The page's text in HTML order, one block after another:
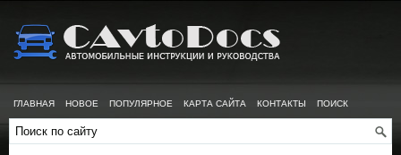
ГЛАВНАЯ НОВОЕ ПОПУЛЯРНОЕ КАРТА САЙТА КОНТАКТЫ ПОИСК